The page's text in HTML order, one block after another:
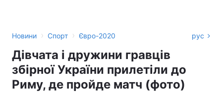
Новини › Спорт › Євро-2020 рус
Дівчата і дружини гравців
збірної України прилетіли до
Риму, де пройде матч (фото)